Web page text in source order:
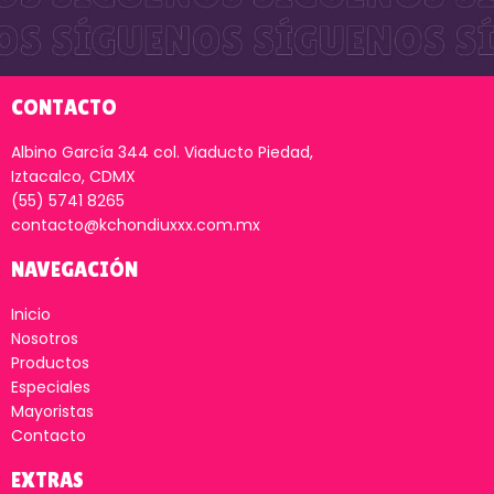
CONTACTO
Albino García 344 col. Viaducto Piedad,
Iztacalco, CDMX
(55) 5741 8265
contacto@kchondiuxxx.com.mx
NAVEGACIÓN
Inicio
Nosotros
Productos
Especiales
Mayoristas
Contacto
EXTRAS